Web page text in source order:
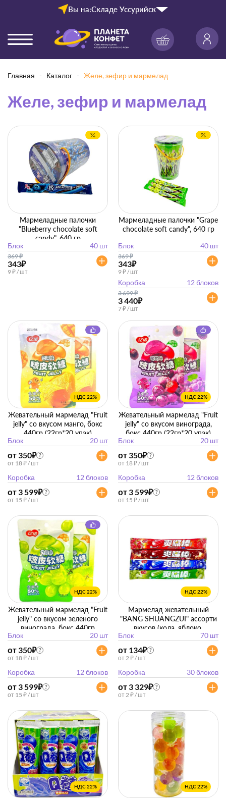
Вы на:Складе Уссурийск
Главная Каталог Желе, зефир и мармелад
Желе, зефир и мармелад
Мармеладные палочки
"Blueberry chocolate soft
candy", 640 гр
Блок
40 шт
369₽
343₽
9 ₽ / шт
Мармеладные палочки "Grape
chocolate soft candy", 640 гр
Блок
40 шт
369₽
343₽
9 ₽ / шт
Коробка 12 блоков
3 699₽
3 440₽
7 ₽ / шт
НДС 22%
Жевательный мармелад "Fruit
jelly" со вкусом манго, бокс
440гр (22гр*20 упак)
Блок
20 шт
от 350₽ ?
от 18 ₽ / шт
Коробка 12 блоков
от 3 599₽ ?
от 15 ₽ / шт
НДС 22%
Жевательный мармелад "Fruit
jelly" со вкусом винограда,
бокс 440гр (22гр*20 упак)
Блок
20 шт
от 350₽ ?
от 18 ₽ / шт
Коробка 12 блоков
от 3 599₽ ?
от 15 ₽ / шт
НДС 22%
Жевательный мармелад "Fruit
jelly" со вкусом зеленого
винограда, бокс 440гр
Блок 20 шт
от 350₽ ?
от 18 ₽ / шт
Коробка 12 блоков
от 3 599₽ ?
от 15 ₽ / шт
НДС 22%
Мармелад жевательный
"BANG SHUANGZUI" ассорти
вкусов (кола, яблоко,
клубника, голубика), 300гр
Блок 70 шт
от 134₽ ?
от 2 ₽ / шт
Коробка 30 блоков
от 3 329₽ ?
от 2 ₽ / шт
НДС 22% НДС 22%